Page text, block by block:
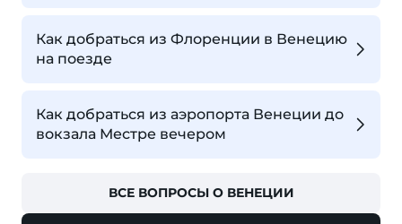
Как добраться из Флоренции в Венецию
на поезде
Как добраться из аэропорта Венеции до
вокзала Местре вечером
ВСЕ ВОПРОСЫ О ВЕНЕЦИИ